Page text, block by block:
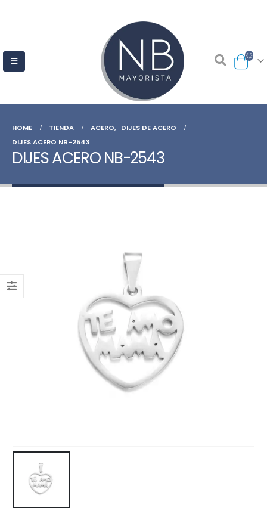
HOME TIENDA ACERO, DIJES DE ACERO
DIJES ACERO NB-2543
DIJES ACERO NB-2543